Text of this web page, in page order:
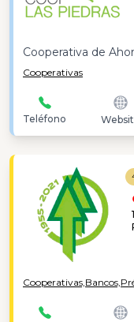
Cooperativa de
Cooperativas
Teléfono
Cooperativas,Bancos,